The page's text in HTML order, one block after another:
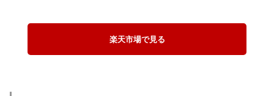
楽天市場で見る